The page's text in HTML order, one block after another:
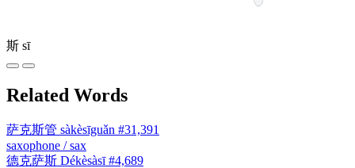
斯 sī
Related Words
萨克斯管 sàkèsīguǎn #31,391
saxophone / sax
德克萨斯 Dékèsàsī #4,689